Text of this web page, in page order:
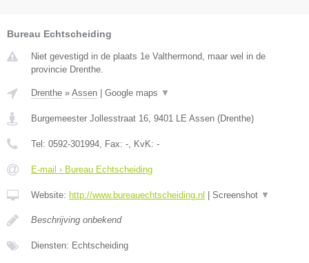
Bureau Echtscheiding
Niet gevestigd in de plaats 1e Valthermond, maar wel in de
provincie Drenthe.
Drenthe » Assen Google maps ▼
Burgemeester Jollesstraat 16 9401 LE Assen (Drenthe)
Tel: 0592-301994 , Fax: - , KvK: -
E-mail › Bureau Echtscheiding
Website: http://www.bureauechtscheiding.nl Screenshot ▼
Beschrijving onbekend
Diensten: Echtscheiding